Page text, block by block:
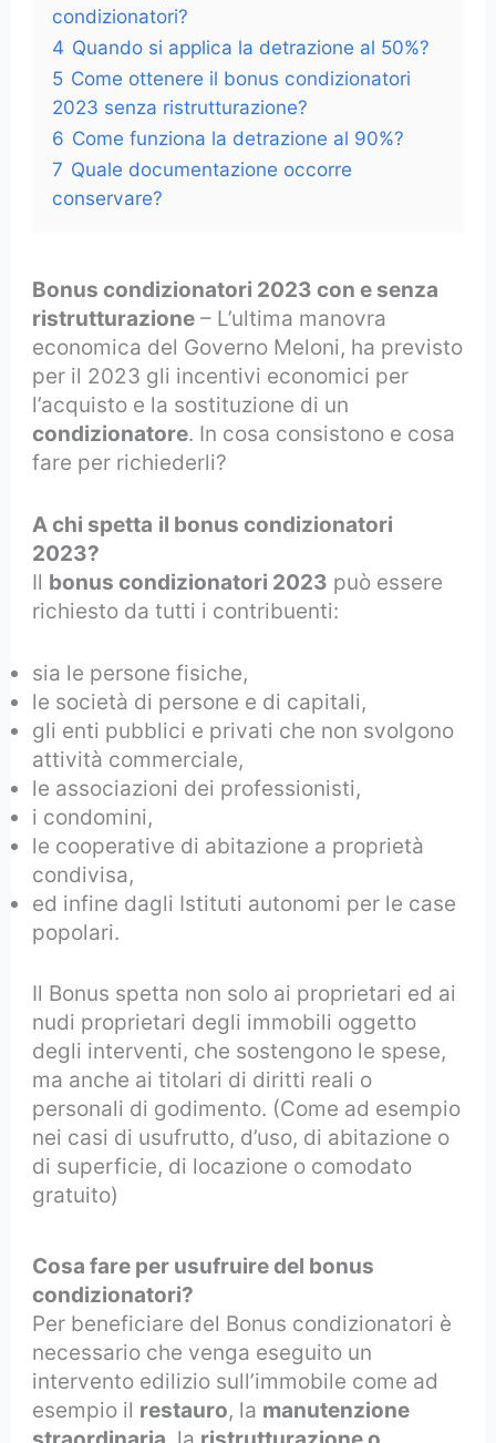
condizionatori?
4 Quando si applica la detrazione al 50%?
5 Come ottenere il bonus condizionatori
2023 senza ristrutturazione?
6 Come funziona la detrazione al 90%?
7 Quale documentazione occorre
conservare?
Bonus condizionatori 2023 con e senza
ristrutturazione – L’ultima manovra
economica del Governo Meloni, ha previsto
per il 2023 gli incentivi economici per
l’acquisto e la sostituzione di un
condizionatore. In cosa consistono e cosa
fare per richiederli?
A chi spetta il bonus condizionatori
2023?
Il bonus condizionatori 2023 può essere
richiesto da tutti i contribuenti:
sia le persone fisiche,
le società di persone e di capitali,
gli enti pubblici e privati che non svolgono
attività commerciale,
le associazioni dei professionisti,
i condomini,
le cooperative di abitazione a proprietà
condivisa,
ed infine dagli Istituti autonomi per le case
popolari.
Il Bonus spetta non solo ai proprietari ed ai
nudi proprietari degli immobili oggetto
degli interventi, che sostengono le spese,
ma anche ai titolari di diritti reali o
personali di godimento. (Come ad esempio
nei casi di usufrutto, d’uso, di abitazione o
di superficie, di locazione o comodato
gratuito)
Cosa fare per usufruire del bonus
condizionatori?
Per beneficiare del Bonus condizionatori è
necessario che venga eseguito un
intervento edilizio sull’immobile come ad
esempio il restauro, la manutenzione